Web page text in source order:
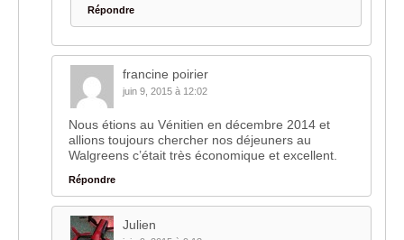
Répondre
francine poirier
juin 9, 2015 à 12:02
Nous étions au Vénitien en décembre 2014 et
allions toujours chercher nos déjeuners au
Walgreens c’était très économique et excellent.
Répondre
Julien